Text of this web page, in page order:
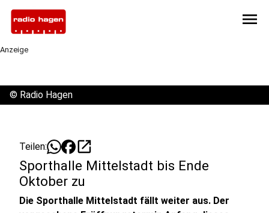
menu
Anzeige
© Radio Hagen
Teilen: open_in_new
Sporthalle Mittelstadt bis Ende
Oktober zu
Die Sporthalle Mittelstadt fällt weiter aus. Der